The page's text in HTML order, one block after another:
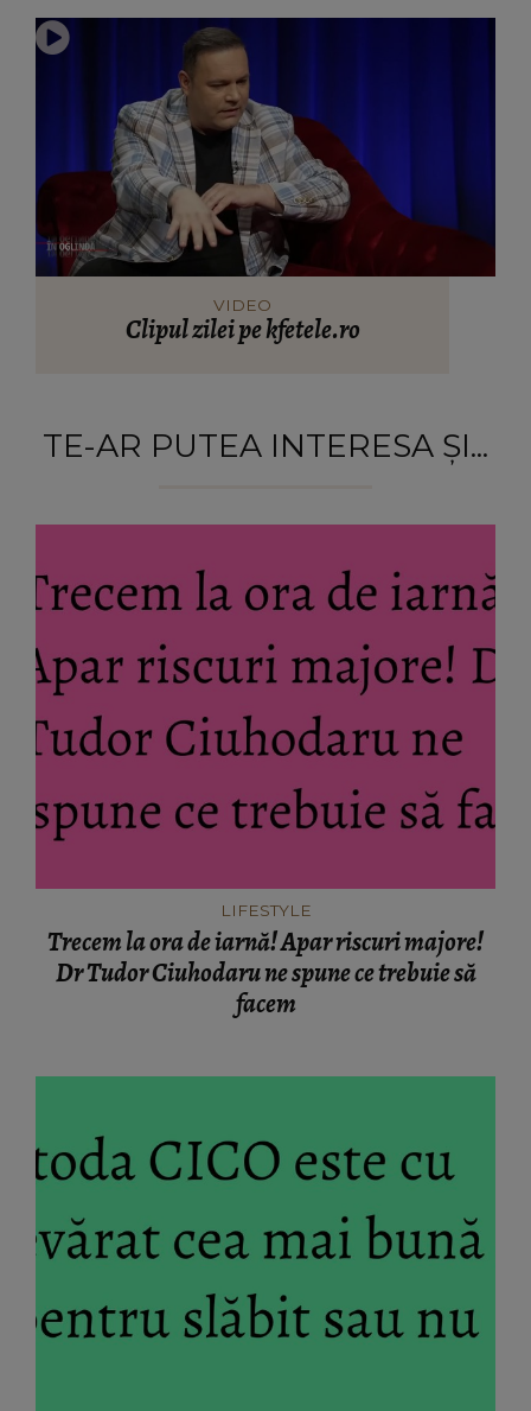
VIDEO
Clipul zilei pe kfetele.ro
TE-AR PUTEA INTERESA ȘI...
LIFESTYLE
Trecem la ora de iarnă! Apar riscuri majore!
Dr Tudor Ciuhodaru ne spune ce trebuie să
facem